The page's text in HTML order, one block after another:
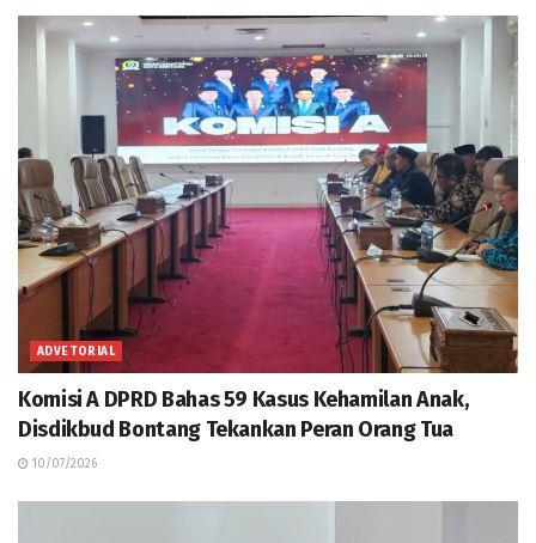
ADVETORIAL
Komisi A DPRD Bahas 59 Kasus Kehamilan Anak,
Disdikbud Bontang Tekankan Peran Orang Tua
10/07/2026